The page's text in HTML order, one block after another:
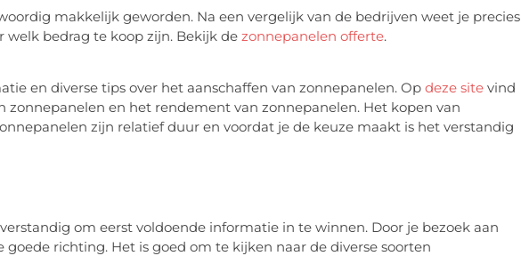
makkelijk geworden. Na een vergelijk van de bedrijven weet je precies
welk bedrag te koop zijn. Bekijk de zonnepanelen offerte.
en diverse tips over het aanschaffen van zonnepanelen. Op deze site vind
zonnepanelen en het rendement van zonnepanelen. Het kopen van
zijn relatief duur en voordat je de keuze maakt is het verstandig
om eerst voldoende informatie in te winnen. Door je bezoek aan
goede richting. Het is goed om te kijken naar de diverse soorten